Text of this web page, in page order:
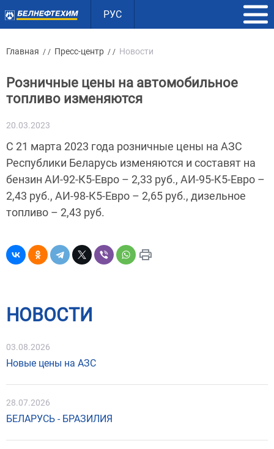
РУС
Главная / / Пресс-центр / / Новости
Розничные цены на автомобильное
топливо изменяются
20.03.2023
С 21 марта 2023 года розничные цены на АЗС
Республики Беларусь изменяются и составят на
бензин АИ-92-К5-Евро – 2,33 руб., АИ-95-К5-Евро –
2,43 руб., АИ-98-К5-Евро – 2,65 руб., дизельное
топливо – 2,43 руб.
НОВОСТИ
03.08.2026
Новые цены на АЗС
28.07.2026
БЕЛАРУСЬ - БРАЗИЛИЯ